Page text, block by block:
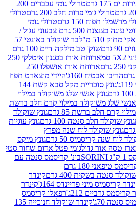
טרולי גומי עכברים 200
פרות חלב 200 גרם
טרולי
גרם
טרולי גומי
קישוטי עוגה בצנצנת 500 גרם צבעוני עגול /
בר שוקולד באונטי 57
שוק' טב מילקה דיים 100 גרם
ארוחת אורז בסגנון איטלקי 250
ארוחת אורז אושפלו 250
160ג'
היידי מוצארט תפוז
גונץ סוכריית מקל סבא קשת 144
אנשי שלג משוקולד במילוי
במילוי קרם חלב ברשת
85 גרם
גונץ שוקולד
סנטה 100 גרם
גונץ עוגיות
לוח שנה מפרץ
50 גרם
גונץ מיקס
גדולגומי פטל אדום שחור סטי
בונ' קריסמס סנטה עם
בונ' קריסמס טיפאני 180 גרם
קינדר
פריינדס 164ג'
קינדר
212ג'
רפאלו קריסמס
קינדר שוקולד חנוכייה 135